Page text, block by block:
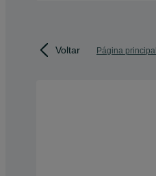
Voltar Página principal